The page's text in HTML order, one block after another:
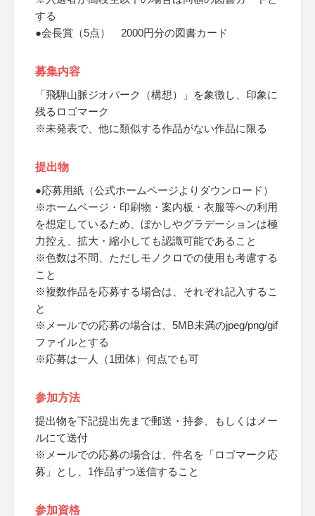
する
●会長賞（5点） 2000円分の図書カード
募集内容
「飛騨山脈ジオパーク（構想）」を象徴し、印象に
残るロゴマーク
※未発表で、他に類似する作品がない作品に限る
提出物
●応募用紙（公式ホームページよりダウンロード）
※ホームページ・印刷物・案内板・衣服等への利用
を想定しているため、ぼかしやグラデーションは極
力控え、拡大・縮小しても認識可能であること
※色数は不問、ただしモノクロでの使用も考慮する
こと
※複数作品を応募する場合は、それぞれ記入するこ
と
※メールでの応募の場合は、5MB未満のjpeg/png/gif
ファイルとする
※応募は一人（1団体）何点でも可
参加方法
提出物を下記提出先まで郵送・持参、もしくはメー
ルにて送付
※メールでの応募の場合は、件名を「ロゴマーク応
募」とし、1作品ずつ送信すること
参加資格